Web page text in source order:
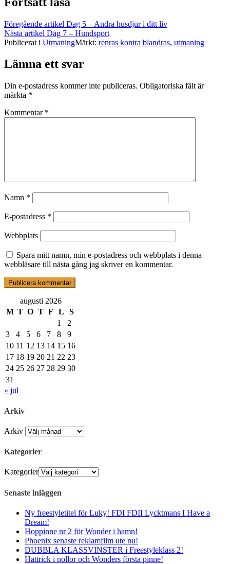
Föregående artikel Dag 5 – Andra husdjur i ditt liv
Nästa artikel Dag 7 – Hundsport
Publicerat i UtmaningMärkt: renras kontra blandras, utmaning
Lämna ett svar
Din e-postadress kommer inte publiceras. Obligatoriska fält är
märkta *
Kommentar *
Namn *
E-postadress *
Webbplats
Spara mitt namn, min e-postadress och webbplats i denna
webbläsare till nästa gång jag skriver en kommentar.
augusti 2026
M T O T F L
S
1
2
3
4 5 6 7 8
9
10 11 12 13 14 15 16
17 18 19 20 21 22 23
24 25 26 27 28 29 30
31
« jul
Arkiv
Arkiv
Kategorier
Kategorier
Senaste inläggen
Ny freestyletitel för Luky! FDI FDII Lycktmans I Have a
Dream!
Hoppinne nr 2 för Wonder i hamn!
Phoenix senaste reklamfilm ute nu!
DUBBLA KLASSVINSTER i Freestyleklass 2!
Hattrick i nollor och Wonders första pinne!